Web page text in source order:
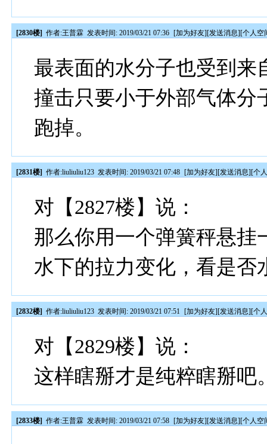
[2830楼] 作者:王普霖 发表时间: 2019/03/21 07:36 [加为好友][发送消息][个人空
最表面的水分子也受到来
撞击只要小于外部气体分
跑掉。
[2831楼] 作者:liuliuliu123 发表时间: 2019/03/21 07:48 [加为好友][发送消息][个
对【2827楼】说：
那么你用一个弹簧秤悬挂
水下的拉力变化，看是否
[2832楼] 作者:liuliuliu123 发表时间: 2019/03/21 07:51 [加为好友][发送消息][个
对【2829楼】说：
这样瞎掰才是纯粹瞎掰吧
[2833楼] 作者:王普霖 发表时间: 2019/03/21 07:58 [加为好友][发送消息][个人空